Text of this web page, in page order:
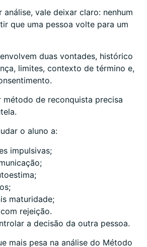
análise, vale deixar claro: nenhum
que uma pessoa volte para um
duas vontades, histórico
limites, contexto de término e,
método de reconquista precisa
o aluno a:
impulsivas;
maturidade;
rejeição.
a decisão da outra pessoa.
mais pesa na análise do Método